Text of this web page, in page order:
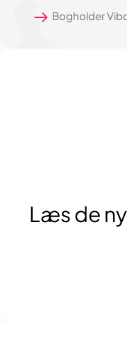
Bogholder
Læs de